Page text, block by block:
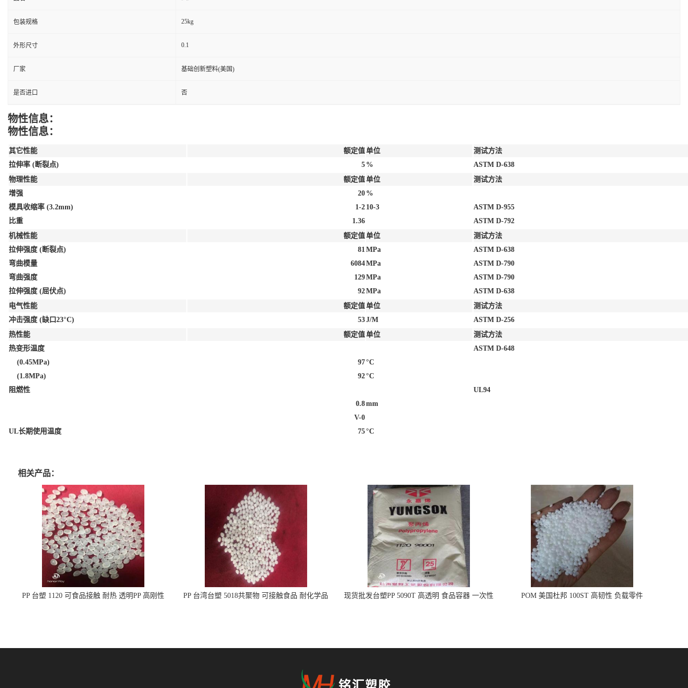
包装规格 25kg
外形尺寸 0.1
厂家 基础创新塑料(美国)
是否进口 否
物性信息：
物性信息：
其它性能 额定值单位
测试方法
拉伸率 (断裂点)
5 %
ASTM D-638
物理性能
额定值单位
测试方法
增强
20 %
模具收缩率 (3.2mm)
1-2 10-3
ASTM D-955
比重
1.36
ASTM D-792
机械性能
额定值单位
测试方法
拉伸强度 (断裂点)
81MPa
ASTM D-638
弯曲模量
6084MPa
ASTM D-790
弯曲强度
129MPa
ASTM D-790
拉伸强度 (屈伏点)
92MPa
ASTM D-638
电气性能
额定值单位
测试方法
冲击强度 (缺口23°C)
53J/M
ASTM D-256
热性能
额定值单位
测试方法
热变形温度
ASTM D-648
(0.45MPa)
97°C
(1.8MPa)
92°C
阻燃性
UL94
0.8mm
V-0
UL长期使用温度
75°C
相关产品：
PP 台塑 1120 可食品接触 耐热 透明PP 高刚性
PP 台湾台塑 5018共聚物 可接触食品 耐化学品
现货批发台塑PP 5090T 高透明 食品容器 一次性
POM 美国杜邦 100ST 高韧性 负载零件